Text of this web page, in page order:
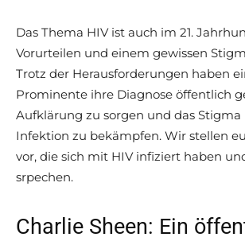
Das Thema HIV ist auch im 21.
Vorurteilen und einem gewissen
Trotz der Herausforderungen haben
Prominente ihre Diagnose öffentlich
Aufklärung zu sorgen und das
Infektion zu bekämpfen. Wir stellen
vor, die sich mit HIV infiziert haben
srpechen.
Charlie Sheen: Ein